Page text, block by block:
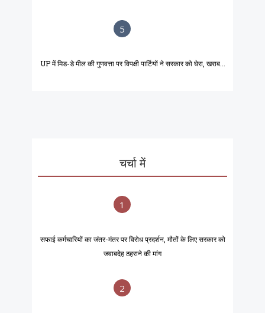
5
UP में मिड-डे मील की गुणवत्ता पर विपक्षी पार्टियों ने सरकार को घेरा, खराब...
चर्चा में
1
सफाई कर्मचारियों का जंतर-मंतर पर विरोध प्रदर्शन, मौतों के लिए सरकार को
जवाबदेह ठहराने की मांग
2